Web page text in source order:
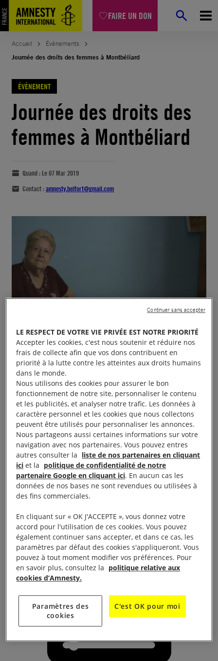
FAIRE UN DON
Accueil
Évènements
Journée des droits des femmes à Montbéliard
ÉVÈNEMENT
Journée des droits des
femmes à Montbéliard
Quand : Le 07 Mar 2019
Contact :amnesty.belfort@gmail.com
Projection-débat-événement du film Les Femmes du
Chaos : portrait de femmes vénézuéliennes
aujourd’hui. A 20h15 au Cinéma Le Colisée.
des femmes notamment trois militantes
saoudiennes.
LE RESPECT DE VOTRE VIE PRIVÉE EST NOTRE PRIORITÉ
Accepter les cookies, c'est nous soutenir et réduire nos
frais de collecte afin que vos dons contribuent en
priorité à la lutte contre les atteintes aux droits humains
dans le monde.
Nous utilisons des cookies pour assurer le bon
fonctionnement de notre site, personnaliser le contenu
et les publicités, et analyser notre trafic. Les données à
caractère personnel et les cookies que nous collectons
peuvent être utilisés pour personnaliser les annonces.
Nous partageons aussi certaines informations sur votre
navigation avec nos partenaires. Vous pouvez entres
autres consulter la liste de nos partenaires en cliquant
ici et la politique de confidentialité de notre
partenaire Google en cliquant ici. En aucun cas les
données de nos bases ne sont revendues ou utilisées à
des fins commerciales.
En cliquant sur « OK J'ACCEPTE », vous donnez votre
accord pour l'utilisation de ces cookies. Vous pouvez
également continuer sans accepter, et dans ce cas, les
paramètres par défaut des cookies s'appliqueront. Vous
pouvez à tout moment modifier vos préférences. Pour
en savoir plus, consultez la politique relative aux
cookies d’Amnesty.
Paramètres des
cookies
C'est OK pour moi
Continuer sans accepter